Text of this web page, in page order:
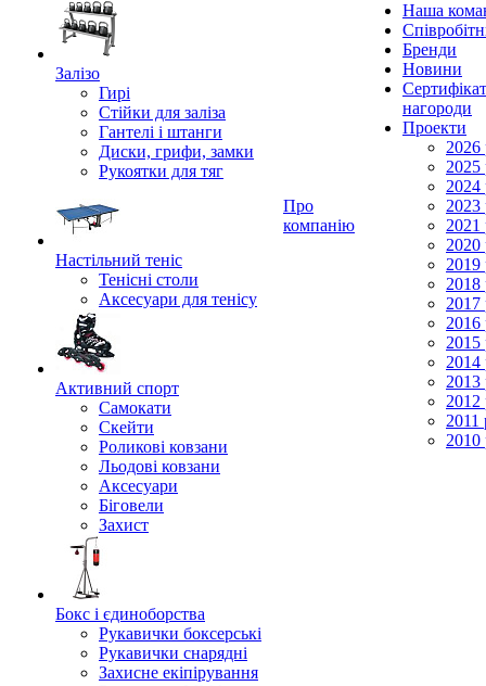
Залізо
Гирі
Стійки для заліза
Гантелі і штанги
Диски, грифи, замки
Рукоятки для тяг
Настільний теніс
Тенісні столи
Аксесуари для тенісу
Активний спорт
Самокати
Скейти
Роликові ковзани
Льодові ковзани
Аксесуари
Біговели
Захист
Бокс і єдиноборства
Рукавички боксерські
Рукавички снарядні
Захисне екіпірування
Про
компанію
Наша
Бренди
Новини
нагороди
Проекти
2026
2025
2024
2023
2021
2020
2019
2018
2017
2016
2015
2014
2013
2012
2011
2010